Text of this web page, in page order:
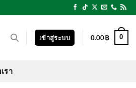
เข้าสู่ระบบ 0.00฿ 0
รา